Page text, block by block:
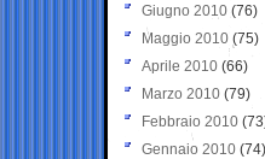
Giugno 2010 (76)
Maggio 2010 (75)
Aprile 2010 (66)
Marzo 2010 (79)
Febbraio 2010
Gennaio 2010 (74)